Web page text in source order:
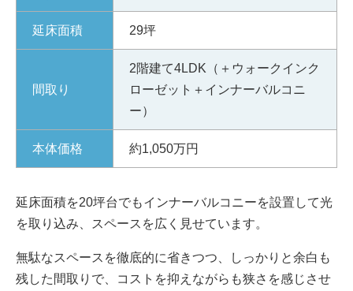
延床面積 29坪
間取り
2階建て4LDK（＋ウォークインク
ローゼット＋インナーバルコニ
ー）
本体価格 約1,050万円
延床面積を20坪台でもインナーバルコニーを設置して光
を取り込み、スペースを広く見せています。
無駄なスペースを徹底的に省きつつ、しっかりと余白も
残した間取りで、コストを抑えながらも狭さを感じさせ